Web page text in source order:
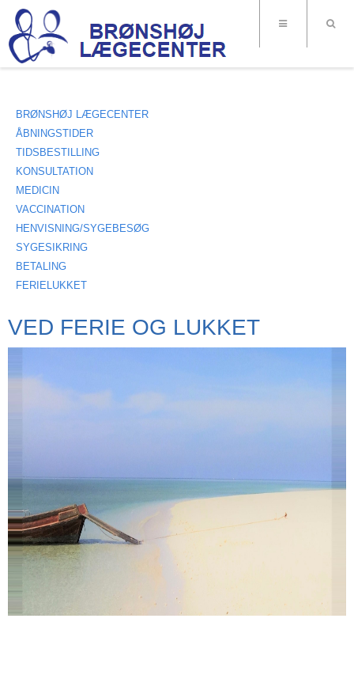
BRØNSHØJ LÆGECENTER
ÅBNINGSTIDER
TIDSBESTILLING
KONSULTATION
MEDICIN
VACCINATION
HENVISNING/SYGEBESØG
SYGESIKRING
BETALING
FERIELUKKET
VED FERIE OG LUKKET